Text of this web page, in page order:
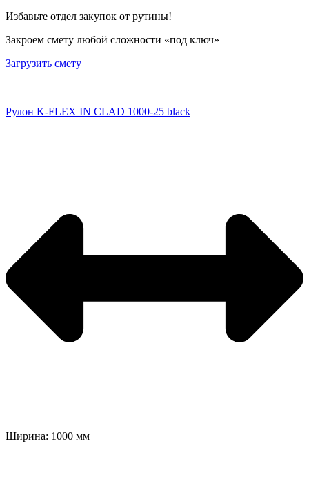
Избавьте отдел закупок от рутины!
Закроем смету любой сложности «под ключ»
Загрузить смету
Рулон K-FLEX IN CLAD 1000-25 black
Ширина: 1000 мм